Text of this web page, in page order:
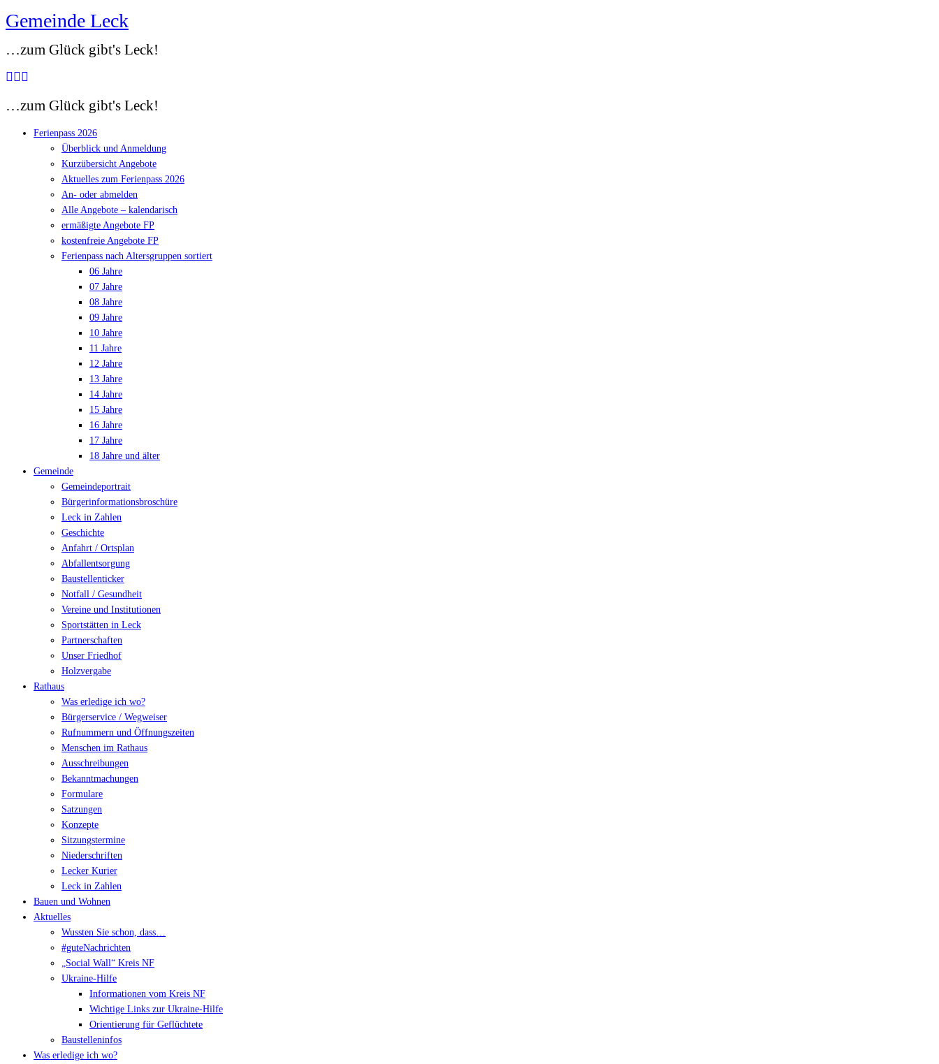
Zum
springen
Gemeinde Leck
…zum Glück gibt's Leck!
…zum Glück gibt's Leck!
Ferienpass 2026
Überblick und Anmeldung
Kurzübersicht Angebote
Aktuelles zum Ferienpass 2026
An- oder abmelden
Alle Angebote – kalendarisch
ermäßigte Angebote FP
kostenfreie Angebote FP
Ferienpass nach Altersgruppen sortiert
06 Jahre
07 Jahre
08 Jahre
09 Jahre
10 Jahre
11 Jahre
12 Jahre
13 Jahre
14 Jahre
15 Jahre
16 Jahre
17 Jahre
18 Jahre und älter
Gemeinde
Gemeindeportrait
Bürgerinformationsbroschüre
Leck in Zahlen
Geschichte
Anfahrt / Ortsplan
Abfallentsorgung
Baustellenticker
Notfall / Gesundheit
Vereine und Institutionen
Sportstätten in Leck
Partnerschaften
Unser Friedhof
Holzvergabe
Rathaus
Was erledige ich wo?
Bürgerservice / Wegweiser
Rufnummern und Öffnungszeiten
Menschen im Rathaus
Ausschreibungen
Bekanntmachungen
Formulare
Satzungen
Konzepte
Sitzungstermine
Niederschriften
Lecker Kurier
Leck in Zahlen
Bauen und Wohnen
Aktuelles
Wussten Sie schon, dass…
#guteNachrichten
„Social Wall“ Kreis NF
Ukraine-Hilfe
Informationen vom Kreis NF
Wichtige Links zur Ukraine-Hilfe
Orientierung für Geflüchtete
Baustelleninfos
Was erledige ich wo?